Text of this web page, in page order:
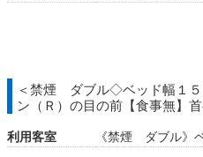
＜禁煙 ダブル◇ベッド幅１５
ン（Ｒ）の目の前【食事無】
利用客室
《禁煙 ダブル》